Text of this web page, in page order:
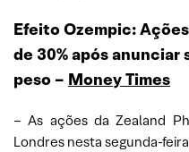
Efeito Ozempic:
de 30% após anunciar
peso – Money Times
– As ações da Zealand
Londres nesta segunda-